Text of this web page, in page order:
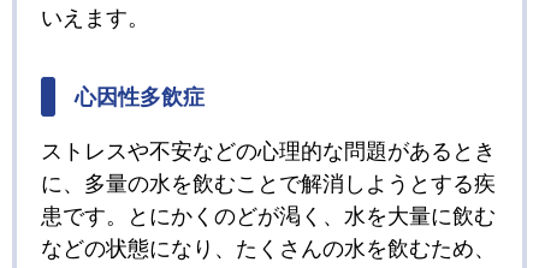
いえます。
心因性多飲症
ストレスや不安などの心理的な問題があるとき
に、多量の水を飲むことで解消しようとする疾
患です。とにかくのどが渇く、水を大量に飲む
などの状態になり、たくさんの水を飲むため、